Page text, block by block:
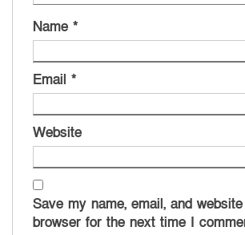
Name *
Email *
Website
Save my name, email, and
browser for the next time I